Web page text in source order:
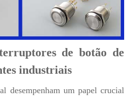
de botão de
industriais
desempenham um papel crucial